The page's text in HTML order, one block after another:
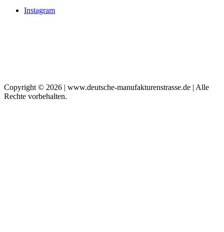
Instagram
Copyright © 2026 | www.deutsche-manufakturenstrasse.de | Alle
Rechte vorbehalten.